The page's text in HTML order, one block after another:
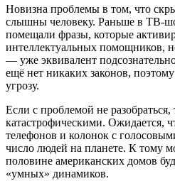
Новизна проблемы в том, что
слышны человеку. Раньше в ТВ-
помещали фразы, которые
интеллектуальных помощников,
— уже эквивалент
ещё нет никаких законов,
угрозу.
Если с проблемой не
катастрофическими. Ожидается,
телефонов и колонок с
число людей на планете. К тому
половине американских домов
«умных» динамиков.